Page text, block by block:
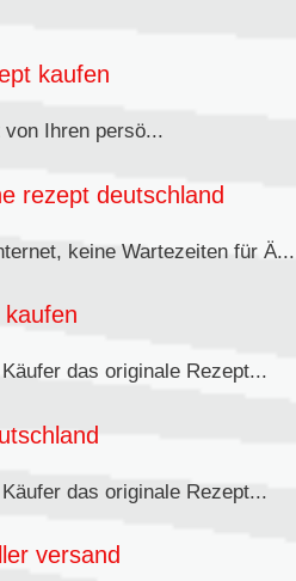
kaufen
von Ihren persö...
rezept deutschland
keine Wartezeiten für Ä...
kaufen
das originale Rezept...
das originale Rezept...
versand